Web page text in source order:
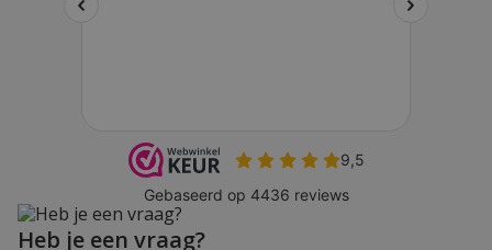
Heb je een vraag?